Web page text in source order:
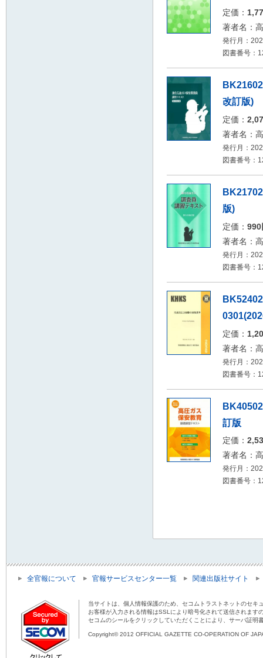
定価：
著者名：
発行月：
図書番号：
改訂版)
定価：
著者名：
発行月：
図書番号：
版)
定価： 990
著者名：
発行月：
図書番号：
定価：
著者名：
発行月：
図書番号：
訂版
定価：
著者名：
発行月：
図書番号：
全官報について 官報サービスセンター一覧 関連出版社サイト
当サイトは、個人情報保護のため、セコムトラストネットのセキ
お客様が入力される情報はSSLにより暗号化されて送信されま
セコムのシールをクリックしていただくことにより、サーバ証明
Copyright© 2012 OFFICIAL GAZETTE CO-OPERATION OF